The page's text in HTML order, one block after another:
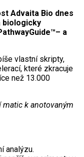
Advaita Bio dnes
biologicky
a
vlastní skripty,
které zkracuje
než 13.000
matic k anotovaným
analýzu.